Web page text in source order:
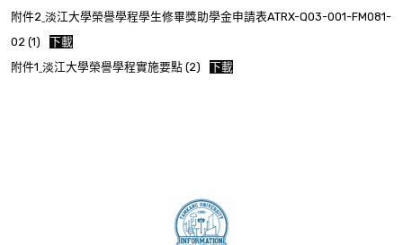
附件2ˍ淡江大學榮譽學程學生修畢獎助學金申請表ATRX-Q03-001-FM081-
02 (1)
下載
附件1ˍ淡江大學榮譽學程實施要點 (2)
下載